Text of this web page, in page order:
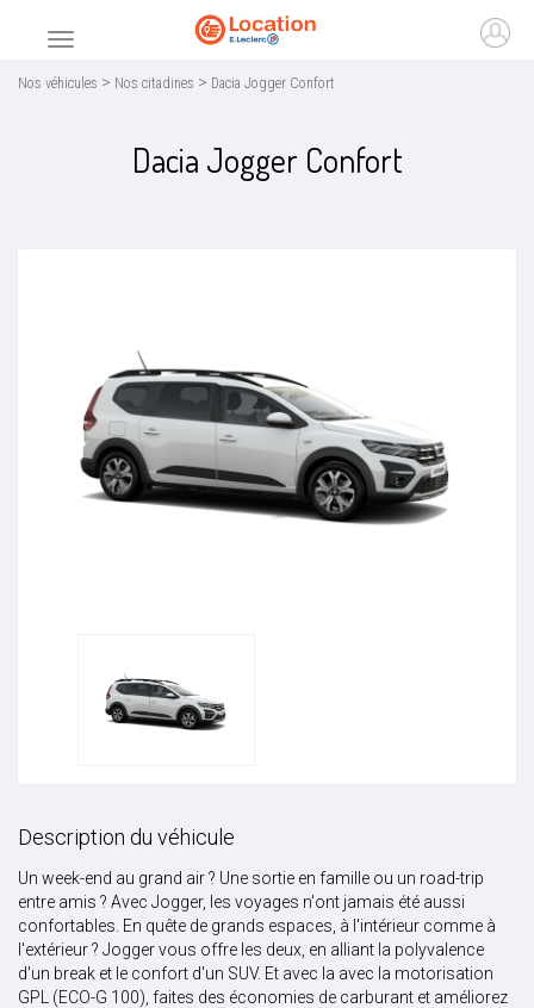
Menu principal
Accueil
Nos véhicules > Nos citadines > Dacia Jogger Confort
Dacia Jogger Confort
Description du véhicule
Un week-end au grand air ? Une sortie en famille ou un road-trip
entre amis ? Avec Jogger, les voyages n'ont jamais été aussi
confortables. En quête de grands espaces, à l'intérieur comme à
l'extérieur ? Jogger vous offre les deux, en alliant la polyvalence
d'un break et le confort d'un SUV. Et avec la avec la motorisation
GPL (ECO-G 100), faites des économies de carburant et améliorez